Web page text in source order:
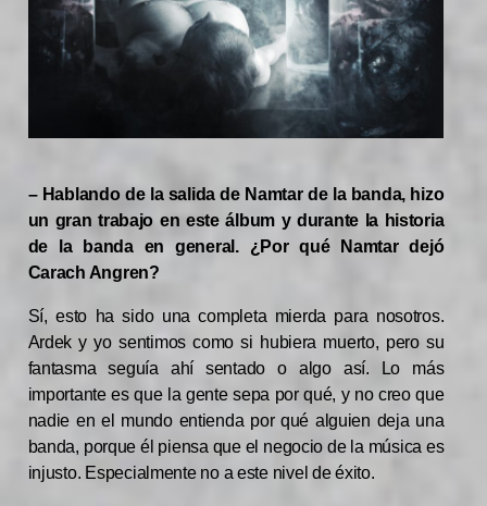
– Hablando de la salida de Namtar de la banda, hizo
un gran trabajo en este álbum y durante la historia
de la banda en general. ¿Por qué Namtar dejó
Carach Angren?
Sí, esto ha sido una completa mierda para nosotros.
Ardek y yo sentimos como si hubiera muerto, pero su
fantasma seguía ahí sentado o algo así. Lo más
importante es que la gente sepa por qué, y no creo que
nadie en el mundo entienda por qué alguien deja una
banda, porque él piensa que el negocio de la música es
injusto. Especialmente no a este nivel de éxito.